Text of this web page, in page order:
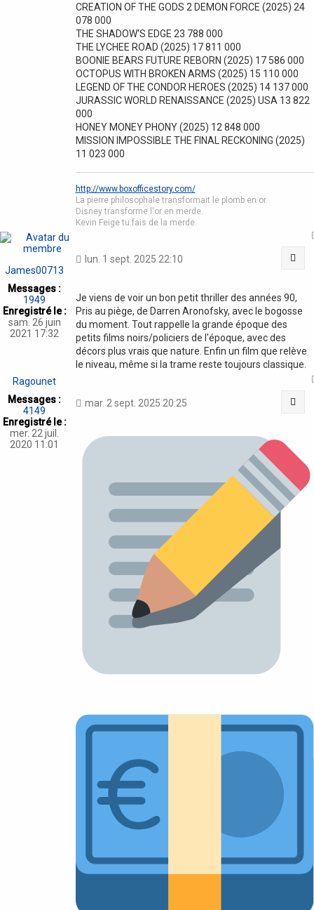
CREATION OF THE GODS 2 DEMON FORCE (2025) 24
078 000
THE SHADOW'S EDGE 23 788 000
THE LYCHEE ROAD (2025) 17 811 000
BOONIE BEARS FUTURE REBORN (2025) 17 586 000
OCTOPUS WITH BROKEN ARMS (2025) 15 110 000
LEGEND OF THE CONDOR HEROES (2025) 14 137 000
JURASSIC WORLD RENAISSANCE (2025) USA 13 822
000
HONEY MONEY PHONY (2025) 12 848 000
MISSION IMPOSSIBLE THE FINAL RECKONING (2025)
11 023 000
http://www.boxofficestory.com/
La pierre philosophale transformait le plomb en or.
Disney transforme l'or en merde.
Kevin Feige tu fais de la merde.
James00713
Messages :
1949
Enregistré le :
sam. 26 juin
2021 17:32
lun. 1 sept. 2025 22:10
Je viens de voir un bon petit thriller des années 90,
Pris au piège, de Darren Aronofsky, avec le bogosse
du moment. Tout rappelle la grande époque des
petits films noirs/policiers de l'époque, avec des
décors plus vrais que nature. Enfin un film que relève
le niveau, même si la trame reste toujours classique.
Ragounet
Messages :
4149
Enregistré le :
mer. 22 juil.
2020 11:01
mar. 2 sept. 2025 20:25